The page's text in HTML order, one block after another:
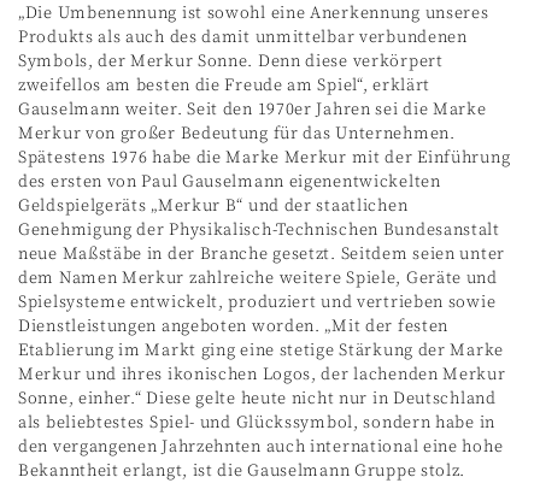
„Die Umbenennung ist sowohl eine Anerkennung unseres
Produkts als auch des damit unmittelbar verbundenen
Symbols, der Merkur Sonne. Denn diese verkörpert
zweifellos am besten die Freude am Spiel“, erklärt
Gauselmann weiter. Seit den 1970er Jahren sei die Marke
Merkur von großer Bedeutung für das Unternehmen.
Spätestens 1976 habe die Marke Merkur mit der Einführung
des ersten von Paul Gauselmann eigenentwickelten
Geldspielgeräts „Merkur B“ und der staatlichen
Genehmigung der Physikalisch-Technischen Bundesanstalt
neue Maßstäbe in der Branche gesetzt. Seitdem seien unter
dem Namen Merkur zahlreiche weitere Spiele, Geräte und
Spielsysteme entwickelt, produziert und vertrieben sowie
Dienstleistungen angeboten worden. „Mit der festen
Etablierung im Markt ging eine stetige Stärkung der Marke
Merkur und ihres ikonischen Logos, der lachenden Merkur
Sonne, einher.“ Diese gelte heute nicht nur in Deutschland
als beliebtestes Spiel- und Glückssymbol, sondern habe in
den vergangenen Jahrzehnten auch international eine hohe
Bekanntheit erlangt, ist die Gauselmann Gruppe stolz.